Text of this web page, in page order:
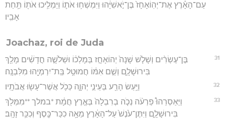
עַם־הָאָ֗רֶץ אֶת־יְהֽוֹאָחָז֙ בֶּן־יֹ֣אשִׁיָּ֔הוּ וַיִּמְשְׁח֥וּ אֹת֛וֹ וַיַּמְלִ֥יכוּ אֹת֖וֹ תַּ֥חַת
אָבִֽיו׃
Joachaz, roi de Juda
31
בֶּן־עֶשְׂרִ֨ים וְשָׁלֹ֤שׁ שָׁנָה֙ יְהוֹאָחָ֣ז בְּמָלְכ֔וֹ וּשְׁלֹשָׁ֣ה חֳדָשִׁ֔ים מָלַ֖ךְ
בִּירוּשָׁלִָ֑ם וְשֵׁ֣ם אִמּ֔וֹ חֲמוּטַ֥ל בַּֽת־יִרְמְיָ֖הוּ מִלִּבְנָֽה׃
32 וַיַּ֥עַשׂ הָרַ֖ע בְּעֵינֵ֣י יְהוָ֑ה כְּכֹ֥ל אֲשֶׁר־עָשׂ֖וּ אֲבֹתָֽיו׃
33
וַיַּאַסְרֵהוּ֩ פַרְעֹ֨ה נְכֹ֤ה בְרִבְלָה֙ בְּאֶ֣רֶץ חֲמָ֔ת *במלך **מִמְּלֹ֖ךְ
בִּירוּשָׁלִָ֑ם וַיִּתֶּן־עֹ֙נֶשׁ֙ עַל־הָאָ֔רֶץ מֵאָ֥ה כִכַּר־כֶּ֖סֶף וְכִכַּ֥ר זָהָֽב׃